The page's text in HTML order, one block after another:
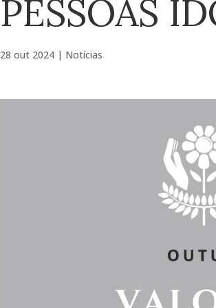
PESSOAS
28 out 2024 | Notícias